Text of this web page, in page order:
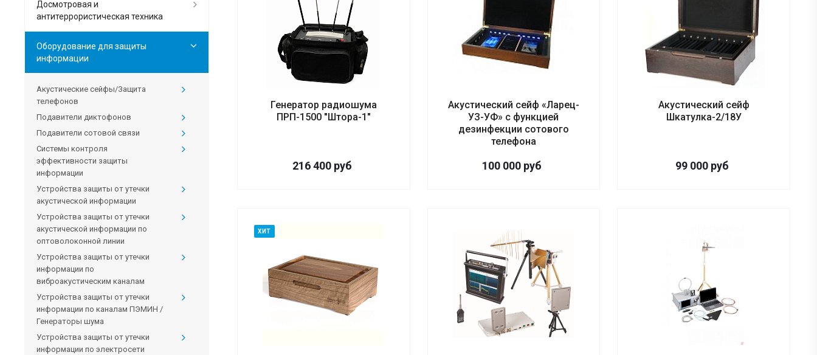
Генератор радиошума
ПРП-1500 "Штора-1"
216 400руб
Акустический сейф «Ларец-
УЗ-УФ» с функцией
дезинфекции сотового
телефона
100 000 руб
Акустический сейф
Шкатулка-2/18У
99 000 руб
ХИТ
Досмотровая и
антитеррористическая техника
Оборудование для защиты
информации
Акустические сейфы/Защита
телефонов
Подавители диктофонов
Подавители сотовой связи
Системы контроля
эффективности защиты
информации
Устройства защиты от утечки
акустической информации
Устройства защиты от утечки
акустической информации по
оптоволоконной линии
Устройства защиты от утечки
информации по
виброакустическим каналам
Устройства защиты от утечки
информации по каналам ПЭМИН /
Генераторы шума
Устройства защиты от утечки
информации по электросети